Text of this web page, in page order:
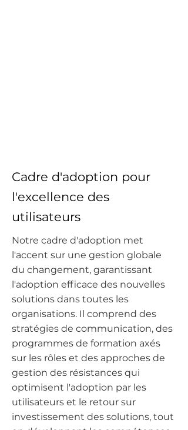
Cadre d'adoption pour
l'excellence des
utilisateurs
Notre cadre d'adoption met
l'accent sur une gestion globale
du changement, garantissant
l'adoption efficace des nouvelles
solutions dans toutes les
organisations. Il comprend des
stratégies de communication, des
programmes de formation axés
sur les rôles et des approches de
gestion des résistances qui
optimisent l'adoption par les
utilisateurs et le retour sur
investissement des solutions, tout